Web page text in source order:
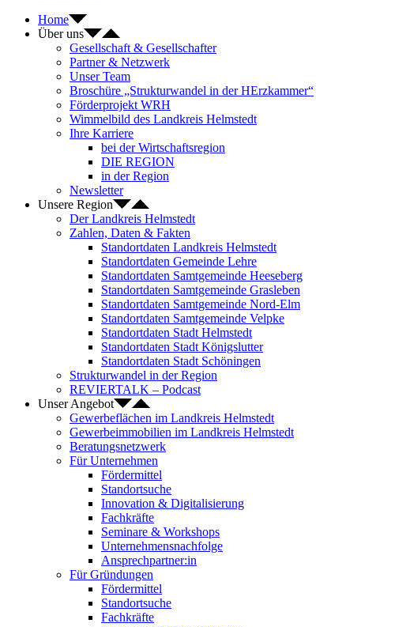
Home
Über uns
Gesellschaft & Gesellschafter
Partner & Netzwerk
Unser Team
Broschüre „Strukturwandel in der HErzkammer“
Förderprojekt WRH
Wimmelbild des Landkreis Helmstedt
Ihre Karriere
bei der Wirtschaftsregion
DIE REGION
in der Region
Newsletter
Unsere Region
Der Landkreis Helmstedt
Zahlen, Daten & Fakten
Standortdaten Landkreis Helmstedt
Standortdaten Gemeinde Lehre
Standortdaten Samtgemeinde Heeseberg
Standortdaten Samtgemeinde Grasleben
Standortdaten Samtgemeinde Nord-Elm
Standortdaten Samtgemeinde Velpke
Standortdaten Stadt Helmstedt
Standortdaten Stadt Königslutter
Standortdaten Stadt Schöningen
Strukturwandel in der Region
REVIERTALK – Podcast
Unser Angebot
Gewerbeflächen im Landkreis Helmstedt
Gewerbeimmobilien im Landkreis Helmstedt
Beratungsnetzwerk
Für Unternehmen
Fördermittel
Standortsuche
Innovation & Digitalisierung
Fachkräfte
Seminare & Workshops
Unternehmensnachfolge
Ansprechpartner:in
Für Gründungen
Fördermittel
Standortsuche
Fachkräfte